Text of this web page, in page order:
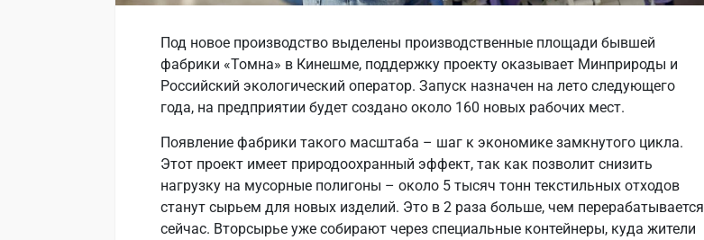
Под новое производство выделены производственные площади бывшей
фабрики «Томна» в Кинешме, поддержку проекту оказывает Минприроды и
Российский экологический оператор. Запуск назначен на лето следующего
года, на предприятии будет создано около 160 новых рабочих мест.
Появление фабрики такого масштаба – шаг к экономике замкнутого цикла.
Этот проект имеет природоохранный эффект, так как позволит снизить
нагрузку на мусорные полигоны – около 5 тысяч тонн текстильных отходов
станут сырьем для новых изделий. Это в 2 раза больше, чем перерабатывается
сейчас. Вторсырье уже собирают через специальные контейнеры, куда жители